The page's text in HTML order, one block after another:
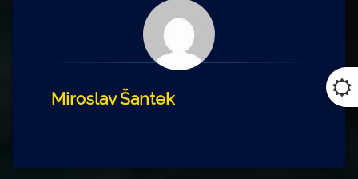
Miroslav Šantek